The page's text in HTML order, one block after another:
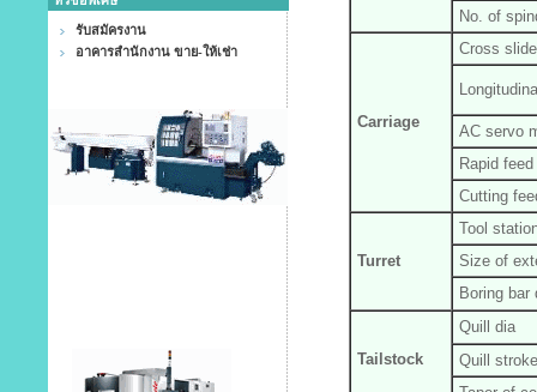
รับสมัครงาน
อาคารสำนักงาน ขาย-ให้เช่า
No. of
Carriage
Cross
AC servo
Rapid feed
Cutting
Turret
Tool
Size of
Boring bar
Tailstock
Quill dia
Quill stroke